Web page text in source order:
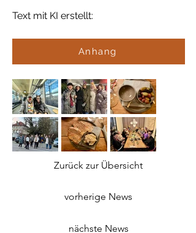
Text mit KI erstellt:
Anhang
Zurück zur Übersicht
vorherige News
nächste News